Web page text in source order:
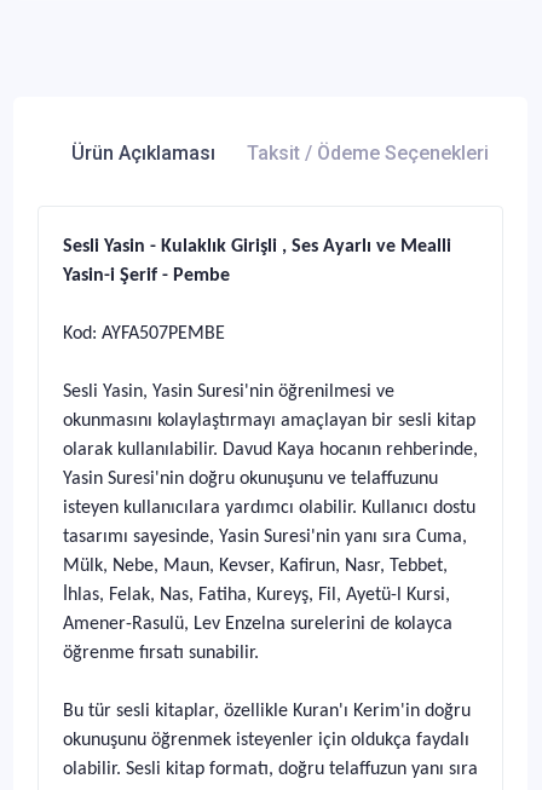
Ürün Açıklaması Taksit / Ödeme Seçenekleri
Sesli Yasin - Kulaklık Girişli , Ses Ayarlı ve Mealli
Yasin-i Şerif - Pembe
Kod: AYFA507PEMBE
Sesli Yasin, Yasin Suresi'nin öğrenilmesi ve
okunmasını kolaylaştırmayı amaçlayan bir sesli kitap
olarak kullanılabilir. Davud Kaya hocanın rehberinde,
Yasin Suresi'nin doğru okunuşunu ve telaffuzunu
isteyen kullanıcılara yardımcı olabilir. Kullanıcı dostu
tasarımı sayesinde, Yasin Suresi'nin yanı sıra Cuma,
Mülk, Nebe, Maun, Kevser, Kafirun, Nasr, Tebbet,
İhlas, Felak, Nas, Fatiha, Kureyş, Fil, Ayetü-l Kursi,
Amener-Rasulü, Lev Enzelna surelerini de kolayca
öğrenme fırsatı sunabilir.
Bu tür sesli kitaplar, özellikle Kuran'ı Kerim'in doğru
okunuşunu öğrenmek isteyenler için oldukça faydalı
olabilir. Sesli kitap formatı, doğru telaffuzun yanı sıra